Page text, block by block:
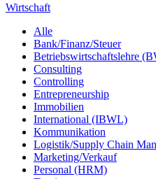
Wirtschaft
Alle
Bank/Finanz/Steuer
Betriebswirtschaftslehre
Consulting
Controlling
Entrepreneurship
Immobilien
International (IBWL)
Kommunikation
Logistik/Supply Chain
Marketing/Verkauf
Personal (HRM)